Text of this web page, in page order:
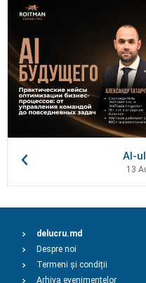
AI-
13
delucru.md
Despre noi
Termeni și condiții
Arhiva evenimentelor